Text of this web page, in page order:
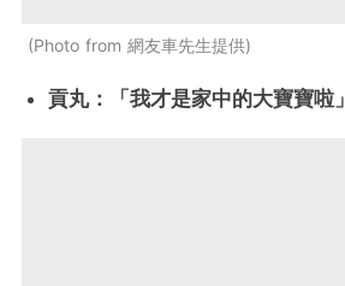
Photo from 網友車先生提供
貢丸：「我才是家中的大寶寶啦」